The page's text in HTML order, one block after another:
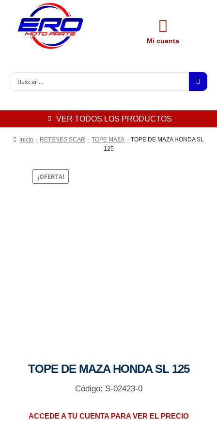
Mi cuenta
VER TODOS LOS PRODUCTOS
Inicio RETENES SCAR TOPE MAZA
TOPE DE MAZA HONDA SL
125
¡OFERTA!
TOPE DE MAZA HONDA SL 125
Código: S-02423-0
ACCEDE A TU CUENTA PARA VER EL PRECIO